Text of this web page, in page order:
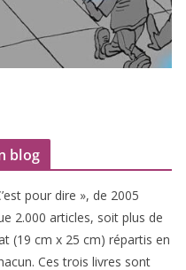
blog
pour dire », de 2005
2.000 articles, soit plus de
(19 cm x 25 cm) répar­tis en
Ces trois livres sont